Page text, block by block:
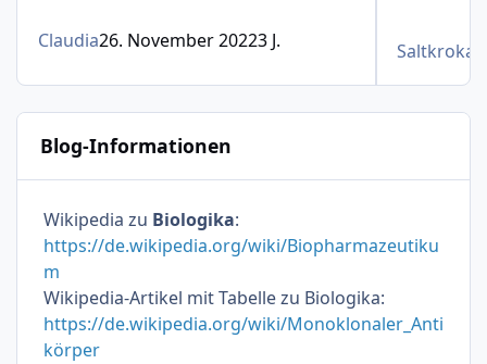
Claudia26. November 20223 J. Saltkrokan
Blog-Informationen
Wikipedia zu Biologika:
https://de.wikipedia.org/wiki/Biopharmazeutiku
m
Wikipedia-Artikel mit Tabelle zu Biologika:
https://de.wikipedia.org/wiki/Monoklonaler_Anti
körper